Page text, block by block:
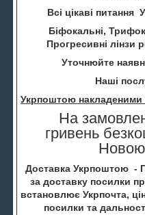
Всі цікаві
Біфокальні,
Прогресивні лінзи
Уточнюйте
Наші
Укрпоштою накладеними
На
гривень
Доставка Укрпоштою -
за доставку посилки
встановлює Укрпочта,
посилки та